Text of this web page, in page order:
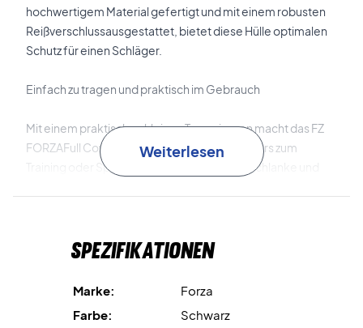
hochwertigem Material gefertigt und mit einem robusten
Reißverschlussausgestattet, bietet diese Hülle optimalen
Schutz für einen Schläger.
Einfach zu tragen und praktisch im Gebrauch
Mit einem praktischen kleinen Trageriemen macht das FZ
FORZAFull Cover den Transport Ihres Schlägers zum
Training oder Spiel besonderseinfach. Das schlanke und
Weiterlesen
Spezifikationen
Marke:
Forza
Farbe:
Schwarz